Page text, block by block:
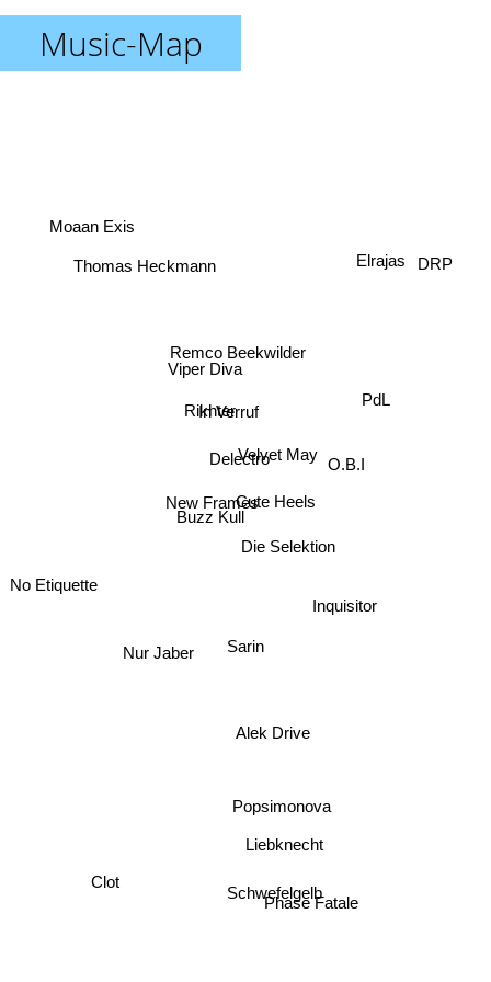
Music-Map
Sarin
Schwefelgelb
Alek Drive
New Frames
Die Selektion
Delectro
Cute Heels
Popsimonova
Phase Fatale
Velvet May
Liebknecht
Buzz Kull
In Verruf PdL
Remco Beekwilder
Viper Diva
Clot
Thomas Heckmann
No Etiquette
DRP
Elrajas
Moaan Exis